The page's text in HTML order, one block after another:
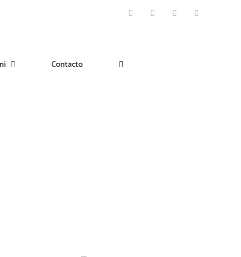
FacebookInstagramPinterest
Contacto